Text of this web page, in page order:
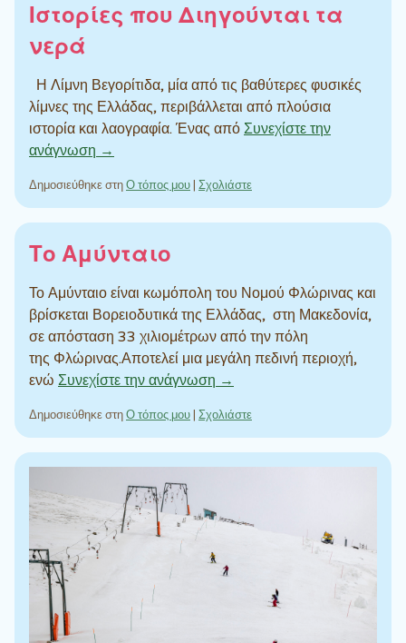
Ιστορίες που Διηγούνται τα
νερά
Η Λίμνη Βεγορίτιδα, μία από τις βαθύτερες φυσικές
λίμνες της Ελλάδας, περιβάλλεται από πλούσια
ιστορία και λαογραφία. Ένας απόΣυνεχίστε την
ανάγνωση →
Δημοσιεύθηκε στηΟ τόπος μου| Σχολιάστε
Το Αμύνταιο
Το Αμύνταιο είναι κωμόπολη του Νομού Φλώρινας και
βρίσκεται Βορειοδυτικά της Ελλάδας, στη Μακεδονία,
σε απόσταση 33 χιλιομέτρων από την πόλη
της Φλώρινας.Αποτελεί μια μεγάλη πεδινή περιοχή,
ενώ Συνεχίστε την ανάγνωση →
Δημοσιεύθηκε στηΟ τόπος μου| Σχολιάστε